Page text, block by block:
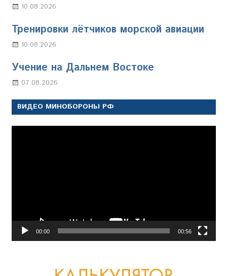
10.08.2026
Тренировки лётчиков морской авиации
10.08.2026
Учение на Дальнем Востоке
07.08.2026
ВИДЕО МИНОБОРОНЫ РФ
00:00 00:56